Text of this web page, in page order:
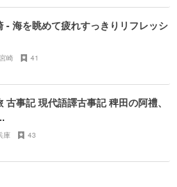
- 海を眺めて疲れすっきりリフレッシ
宮崎 41
古事記 現代語譯古事記 稗田の阿禮、
庫 43